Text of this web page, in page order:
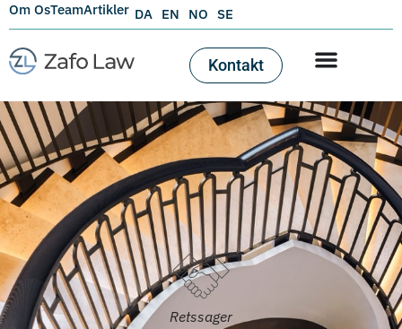
Om OsTeamArtikler DA EN NO SE
Kontakt
Retssager